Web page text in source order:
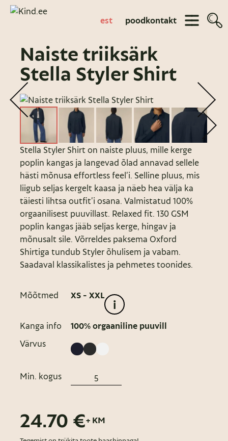
est poodkontakt
Naiste triiksärk
Stella Styler Shirt
Stella Styler Shirt on naiste pluus, mille kerge
poplin kangas ja langevad õlad annavad sellele
hästi mõnusa effortless feel’i. Selline pluus, mis
liigub seljas kergelt kaasa ja näeb hea välja ka
täiesti lihtsa outfit’i osana. Valmistatud 100%
orgaanilisest puuvillast. Relaxed fit. 130 GSM
poplin kangas jääb seljas kerge, hingav ja
mõnusalt sile. Võrreldes paksema Oxford
Shirtiga tundub Styler õhulisem ja vabam.
Saadaval klassikalistes ja pehmetes toonides.
Mõõtmed XS - XXL
i
Kanga info
100% orgaaniline puuvill
Värvus
Min. kogus
24.70 €+ KM